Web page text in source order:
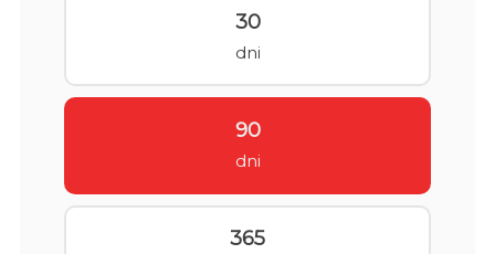
30
dni
90
dni
365